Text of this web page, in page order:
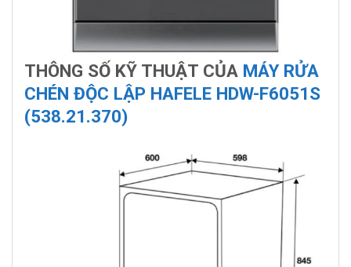
THÔNG SỐ KỸ THUẬT CỦA MÁY RỬA
CHÉN ĐỘC LẬP HAFELE HDW-F6051S
(538.21.370)